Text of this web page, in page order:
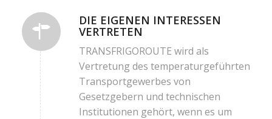
DIE EIGENEN INTERESSEN
VERTRETEN
TRANSFRIGOROUTE wird als
Vertretung des temperaturgeführten
Transportgewerbes von
Gesetzgebern und technischen
Institutionen gehört, wenn es um